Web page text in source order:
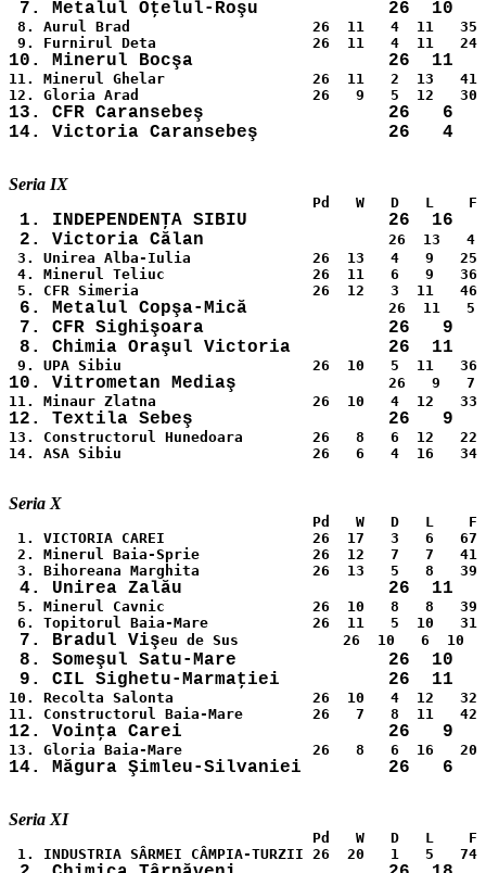
8. Aurul Brad                     26  11   4  11   35
11. Minerul Ghelar                 26  11   2  13   41
13. CFR Caransebeş                 26   6
1. INDEPENDENŢA SIBIU             26
2. Victoria Călan 26  13   4
3. Unirea Alba-Iulia              26  13   4   9   25
4. Minerul Teliuc                 26  11   6   9   36
6. Metalul Copşa-Mică
7. CFR Sighişoara                 26   9
10. Vitrometan Mediaş 26   9   7
13. Constructorul Hunedoara        26   8   6  12   22
14. ASA Sibiu                      26   6   4  16   34
Pd   W   D   L    F
1. VICTORIA CAREI                 26  17   3   6   67
2. Minerul Baia-Sprie             26  12   7   7   41
5. Minerul Cavnic                 26  10   8   8   39
7. Bradul Viş
8. Someşul Satu-Mare              26  10
10. Recolta Salonta                26  10   4  12   32
Pd   W   D   L    F